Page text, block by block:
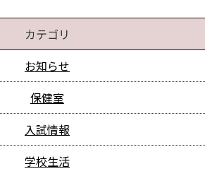
カテゴリ
お知らせ
保健室
入試情報
学校生活